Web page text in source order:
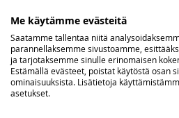
Arvostelu
Me käytämme evästeitä
Saatamme tallentaa niitä
parannellaksemme sivustoamme,
ja tarjotaksemme sinulle erinomaisen
Estämällä evästeet, poistat käytöstä osan
ominaisuuksista. Lisätietoja
asetukset.